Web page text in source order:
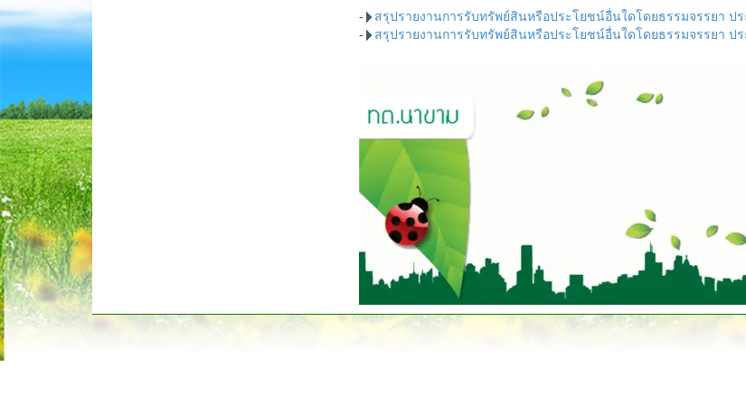
-
สรุปรายงานการรับทรัพย์สินหรือประโยชน์อื่นใดโดยธรรมจรรยา ป
-
สรุปรายงานการรับทรัพย์สินหรือประโยชน์อื่นใดโดยธรรมจรรยา ป